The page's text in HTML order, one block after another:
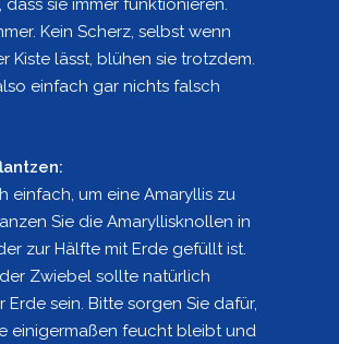
dass sie immer funktionieren.
Kein Scherz, selbst wenn
Kiste lässt, blühen sie trotzdem.
einfach gar nichts falsch
einfach, um eine Amaryllis zu
Sie die Amaryllisknollen in
zur Hälfte mit Erde gefüllt ist.
Zwiebel sollte natürlich
sein. Bitte sorgen Sie dafür,
einigermaßen feucht bleibt und